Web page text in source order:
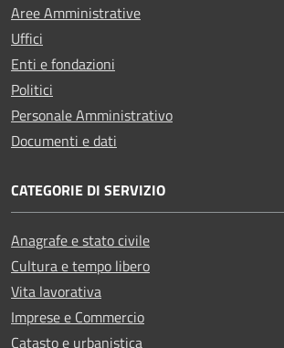
Aree Amministrative
Uffici
Enti e fondazioni
Politici
Personale Amministrativo
Documenti e dati
CATEGORIE DI SERVIZIO
Anagrafe e stato civile
Cultura e tempo libero
Vita lavorativa
Imprese e Commercio
Catasto e urbanistica